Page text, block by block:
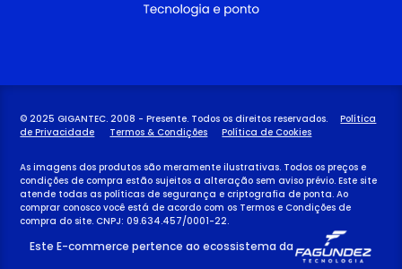
© 2025 GIGANTEC. 2008 - Presente. Todos os direitos reservados.
Política
de Privacidade
Termos & Condições Política de Cookies
As imagens dos produtos são meramente ilustrativas. Todos os preços e
condições de compra estão sujeitos a alteração sem aviso prévio. Este site
atende todas as políticas de segurança e criptografia de ponta. Ao
comprar conosco você está de acordo com os Termos e Condições de
compra do site. CNPJ: 09.634.457/0001-22.
Este E-commerce pertence ao ecossistema da